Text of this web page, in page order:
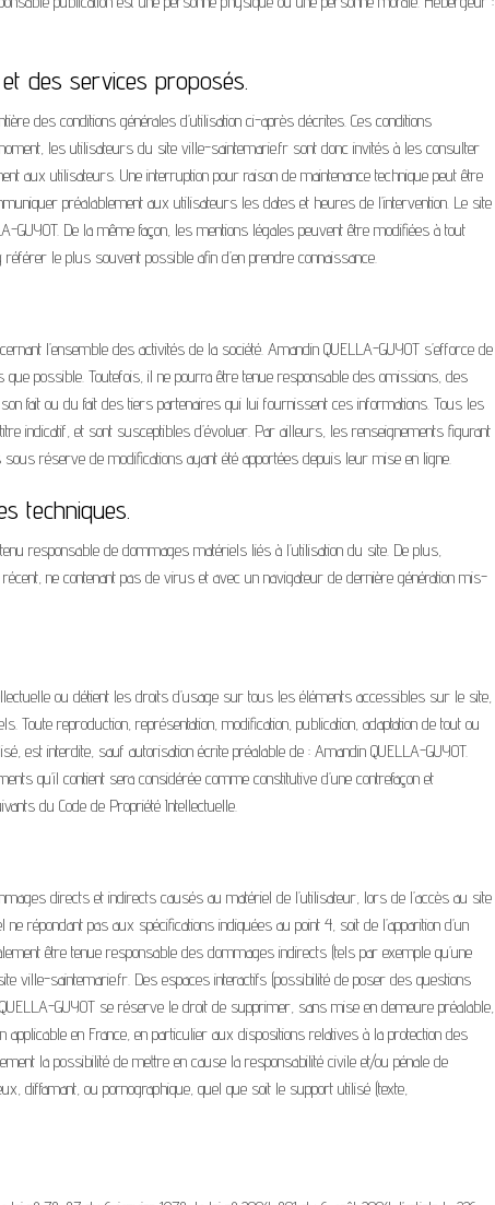
des services proposés.
des conditions générales d’utilisation ci-après décrites. Ces conditions
les utilisateurs du site ville-saintemarie.fr sont donc invités à les consulter
aux utilisateurs. Une interruption pour raison de maintenance technique peut être
préalablement aux utilisateurs les dates et heures de l’intervention. Le site
De la même façon, les mentions légales peuvent être modifiées à tout
le plus souvent possible afin d’en prendre connaissance.
l’ensemble des activités de la société. Amandin QUELLA-GUYOT s’efforce de
possible. Toutefois, il ne pourra être tenue responsable des omissions, des
fait ou du fait des tiers partenaires qui lui fournissent ces informations. Tous les
indicatif, et sont susceptibles d’évoluer. Par ailleurs, les renseignements figurant
réserve de modifications ayant été apportées depuis leur mise en ligne.
techniques.
responsable de dommages matériels liés à l’utilisation du site. De plus,
ne contenant pas de virus et avec un navigateur de dernière génération mis-
ou détient les droits d’usage sur tous les éléments accessibles sur le site,
reproduction, représentation, modification, publication, adaptation de tout ou
est interdite, sauf autorisation écrite préalable de : Amandin QUELLA-GUYOT.
qu’il contient sera considérée comme constitutive d’une contrefaçon et
du Code de Propriété Intellectuelle.
directs et indirects causés au matériel de l’utilisateur, lors de l’accès au site
répondant pas aux spécifications indiquées au point 4, soit de l’apparition d’un
être tenue responsable des dommages indirects (tels par exemple qu’une
ville-saintemarie.fr. Des espaces interactifs (possibilité de poser des questions
GUYOT se réserve le droit de supprimer, sans mise en demeure préalable,
en France, en particulier aux dispositions relatives à la protection des
la possibilité de mettre en cause la responsabilité civile et/ou pénale de
diffamant, ou pornographique, quel que soit le support utilisé (texte,